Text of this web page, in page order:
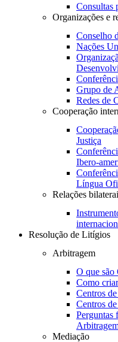
Consultas
Organizações e
Conselho
Nações
Grupo de
Redes de
Cooperação
Justiça
Ibero-
Língua
Relações
Resolução de Litígios
Arbitragem
O que são
Como
Centros
Centros
Perguntas
Mediação